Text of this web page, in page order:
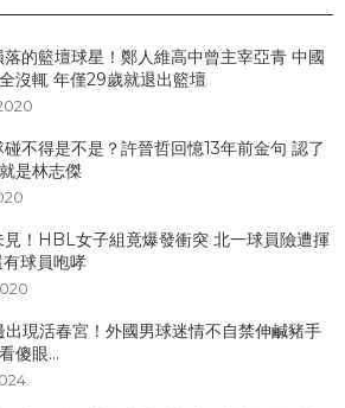
的籃壇球星！鄭人維高中曾主宰亞青 中國
沒輒 年僅29歲就退出籃壇
不得是不是？許晉哲回憶13年前金句 認了
是林志傑
！HBL女子組竟爆發衝突 北一球員險遭揮
球員咆哮
出現活春宮！外國男球迷情不自禁伸鹹豬手
傻眼...